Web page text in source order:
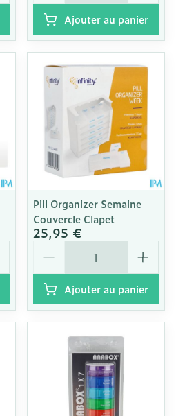
Ajouter au panier
Pill Organizer Semaine
Couvercle Clapet
25,95 €
Ajouter au panier